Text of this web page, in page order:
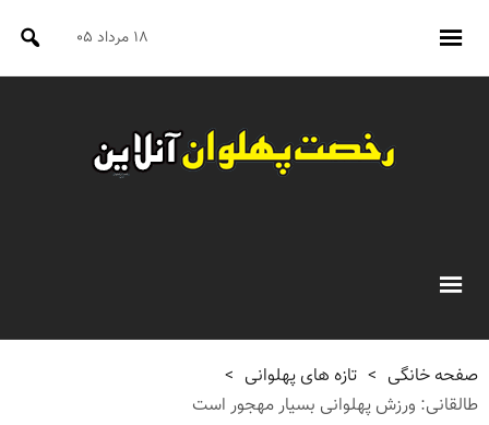
۱۸ مرداد ۰۵
صفحه خانگی > تازه های پهلوانی >
طالقانی: ورزش پهلوانی بسیار مهجور است